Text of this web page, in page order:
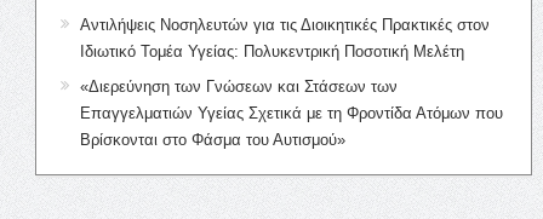
Αντιλήψεις Νοσηλευτών για τις Διοικητικές Πρακτικές στον
Ιδιωτικό Τομέα Υγείας: Πολυκεντρική Ποσοτική Μελέτη
«Διερεύνηση των Γνώσεων και Στάσεων των
Επαγγελματιών Υγείας Σχετικά με τη Φροντίδα Ατόμων που
Βρίσκονται στο Φάσμα του Αυτισμού»